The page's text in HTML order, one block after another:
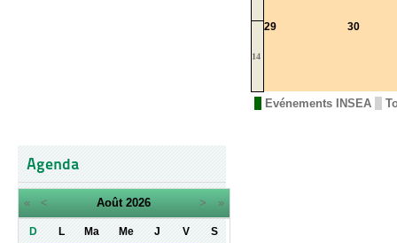
Agenda
« < Août 2026 > »
D L Ma Me J V
S
14
29 30
Evénements INSEA